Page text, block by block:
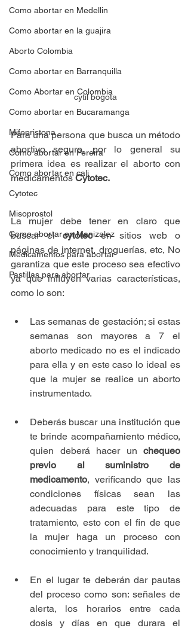
Como abortar en Medellin
Como abortar en la guajira
Aborto Colombia
Como abortar en Barranquilla
Como Abortar en Colombia
Como abortar en Bucaramanga
Mifepristona
Como abortar en Pereira
Como abortar en cali
Cytotec
Misoprostol
Como abortar en Manizalez
Medicamentos para abortar
Pastillas para abortar
cytil bogota
Para una persona que busca un método
abortivo seguro, por lo general su
primera idea es realizar el aborto con
medicamentos Cytotec.
La mujer debe tener en claro que
buscar el cytotec en sitios web o
páginas de internet, droguerías, etc, No
garantiza que este proceso sea efectivo
ya que influyen varias características,
como lo son:
Las semanas de gestación; si estas
semanas son mayores a 7 el
aborto medicado no es el indicado
para ella y en este caso lo ideal es
que la mujer se realice un aborto
instrumentado.
Deberás buscar una institución que
te brinde acompañamiento médico,
quien deberá hacer un chequeo
previo al suministro de
medicamento, verificando que las
condiciones físicas sean las
adecuadas para este tipo de
tratamiento, esto con el fin de que
la mujer haga un proceso con
conocimiento y tranquilidad.
En el lugar te deberán dar pautas
del proceso como son: señales de
alerta, los horarios entre cada
dosis y días en que durara el